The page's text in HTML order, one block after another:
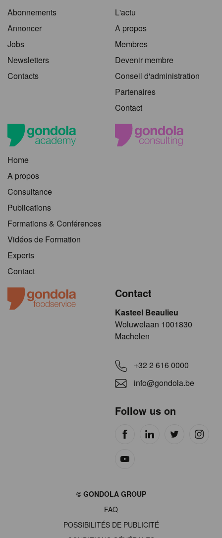
Abonnements
Annoncer
Jobs
Newsletters
Contacts
L'actu
A propos
Membres
Devenir membre
Conseil d'administration
Partenaires
Contact
Home
A propos
Consultance
Publications
Formations & Conférences
Vidéos de Formation
Experts
Contact
Contact
Kasteel Beaulieu
​​​Woluwelaan 1001830
Machelen
+32 2 616 0000
info@gondola.be
Follow us on
© GONDOLA GROUP
FAQ
POSSIBILITÉS DE PUBLICITÉ